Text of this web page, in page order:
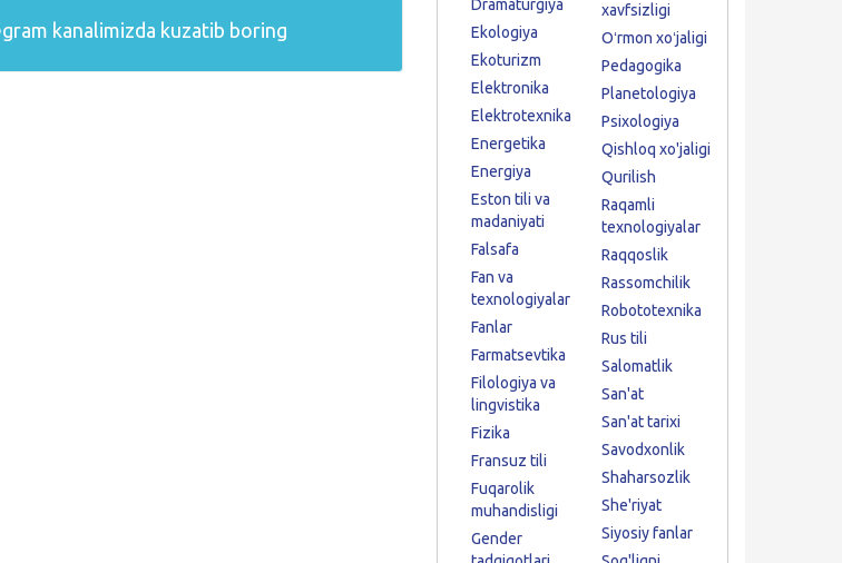
kanalimizda kuzatib boring
Dramaturgiya
Ekologiya
Ekoturizm
Elektronika
Elektrotexnika
Energetika
Energiya
Eston tili va
madaniyati
Falsafa
Fan va
texnologiyalar
Fanlar
Farmatsevtika
Filologiya va
lingvistika
Fizika
Fransuz tili
Fuqarolik
muhandisligi
Gender
xavfsizligi
Oʻrmon xoʻjaligi
Pedagogika
Planetologiya
Psixologiya
Qishloq xo'jaligi
Qurilish
Raqamli
texnologiyalar
Raqqoslik
Rassomchilik
Robototexnika
Rus tili
Salomatlik
San'at
San'at tarixi
Savodxonlik
Shaharsozlik
She'riyat
Siyosiy fanlar